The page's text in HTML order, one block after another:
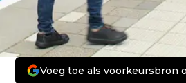
Voeg toe als voorkeursbron